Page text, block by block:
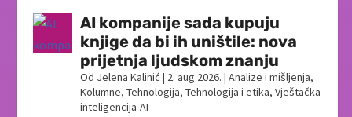
AI kompanije sada kupuju
knjige da bi ih uništile: nova
prijetnja ljudskom znanju
Od Jelena Kalinić | 2. aug 2026. |Analize i mišljenja,
Kolumne,Tehnologija,Tehnologija i etika,Vještačka
inteligencija-AI